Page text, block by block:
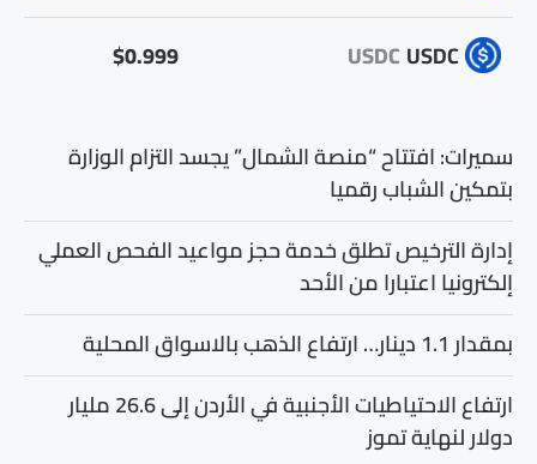
USDC
USDC
$0.999
سميرات: افتتاح “منصة الشمال” يجسد التزام الوزارة
بتمكين الشباب رقميا
إدارة الترخيص تطلق خدمة حجز مواعيد الفحص العملي
إلكترونيا اعتبارا من الأحد
بمقدار 1.1 دينار… ارتفاع الذهب بالاسواق المحلية
ارتفاع الاحتياطيات الأجنبية في الأردن إلى 26.6 مليار
دولار لنهاية تموز